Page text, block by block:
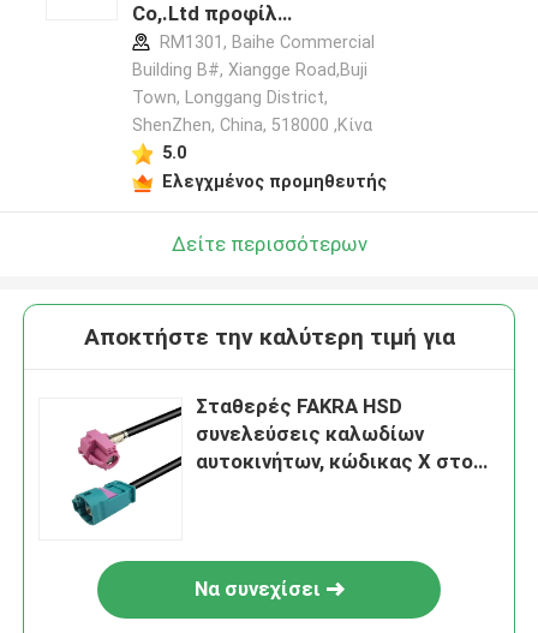
Co,.Ltd προφίλ
κατασκευαστή
RM1301, Baihe Commercial
Building B#, Xiangge Road,Buji
Town, Longgang District,
ShenZhen, China, 518000 ,Κίνα
5.0
Ελεγχμένος προμηθευτής
Δείτε περισσότερων
Αποκτήστε την καλύτερη τιμή για
Σταθερές FAKRA HSD
συνελεύσεις καλωδίων
αυτοκινήτων, κώδικας Χ στο
Να συνεχίσει